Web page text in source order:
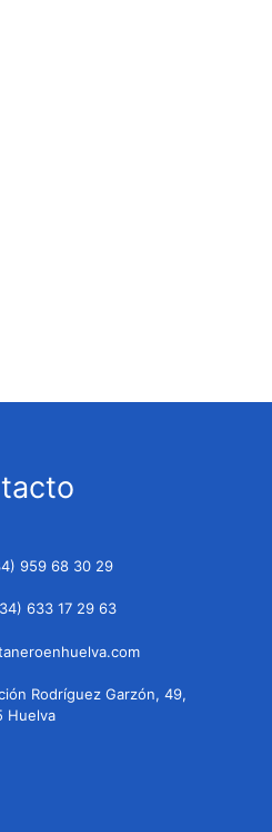
959 68 30 29
633 17 29 63
Rodríguez Garzón, 49,
Huelva